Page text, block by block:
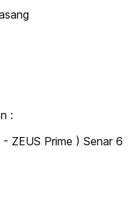
:
ZEUS Prime ) Senar 6